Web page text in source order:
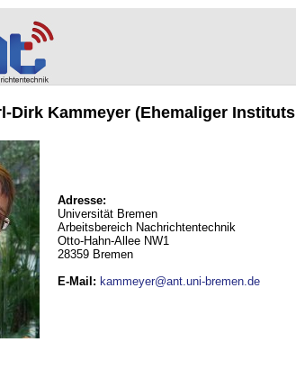
Dirk Kammeyer (Ehemaliger
Adresse:
Universität Bremen
Arbeitsbereich Nachrichtentechnik
Otto-Hahn-Allee NW1
28359 Bremen
E-Mail : kammeyer@ant.uni-bremen.de